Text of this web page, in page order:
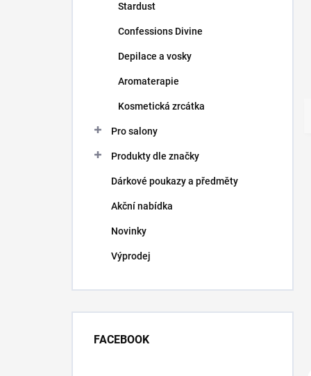
Stardust
Confessions Divine
Depilace a vosky
Aromaterapie
Kosmetická zrcátka
Pro salony
Produkty dle značky
Dárkové poukazy a předměty
Akční nabídka
Novinky
Výprodej
FACEBOOK